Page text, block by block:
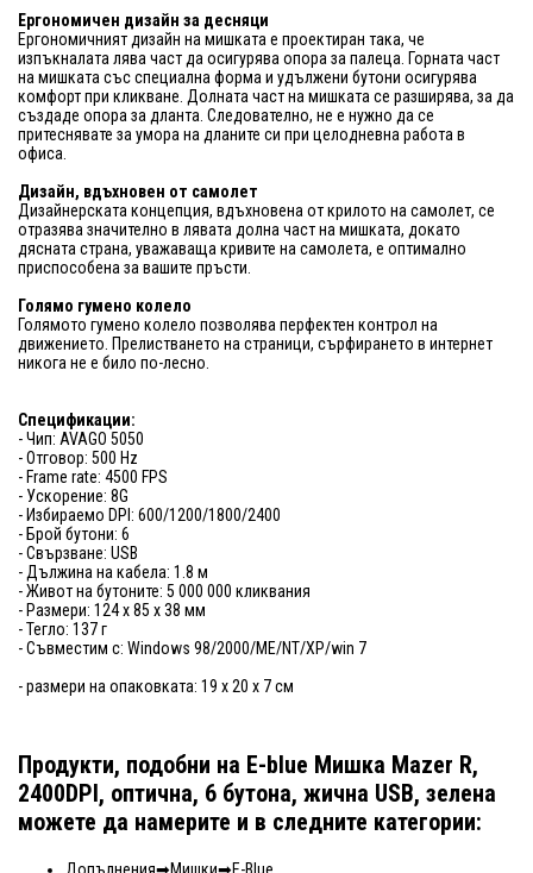
Ергономичен дизайн за десняци
Ергономичният дизайн на мишката е проектиран така, че
изпъкналата лява част да осигурява опора за палеца. Горната част
на мишката със специална форма и удължени бутони осигурява
комфорт при кликване. Долната част на мишката се разширява, за да
създаде опора за дланта. Следователно, не е нужно да се
притеснявате за умора на дланите си при целодневна работа в
офиса.
Дизайн, вдъхновен от самолет
Дизайнерската концепция, вдъхновена от крилото на самолет, се
отразява значително в лявата долна част на мишката, докато
дясната страна, уважаваща кривите на самолета, е оптимално
приспособена за вашите пръсти.
Голямо гумено колело
Голямото гумено колело позволява перфектен контрол на
движението. Прелистването на страници, сърфирането в интернет
никога не е било по-лесно.
Спецификации:
- Чип: AVAGO 5050
- Отговор: 500 Hz
- Frame rate: 4500 FPS
- Ускорение: 8G
- Избираемо DPI: 600/1200/1800/2400
- Брой бутони: 6
- Свързване: USB
- Дължина на кабела: 1.8 м
- Живот на бутоните: 5 000 000 кликвания
- Размери: 124 x 85 x 38 мм
- Тегло: 137 г
- Съвместим с: Windows 98/2000/ME/NT/XP/win 7
- размери на опаковката: 19 x 20 x 7 см
Продукти, подобни на E-blue Мишка Mazer R,
2400DPI, оптична, 6 бутона, жична USB, зелена
можете да намерите и в следните категории:
Допълнения Мишки E-Blue